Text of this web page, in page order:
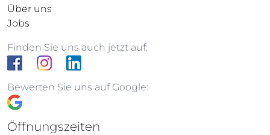
Über uns
Jobs
Finden Sie uns auch jetzt auf:
Bewerten Sie uns auf Google:
Öffnungszeiten